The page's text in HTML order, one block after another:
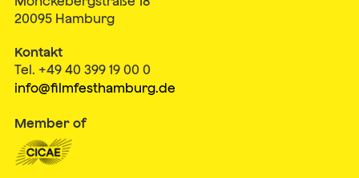
20095 Hamburg
Kontakt
Tel. +49 40 399 19 00 0
info@filmfesthamburg.de
Member of